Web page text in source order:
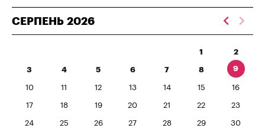
СЕРПЕНЬ 2026
1 2
3 4 5 6 7 8 9
10 11 12 13 14 15 16
17 18 19 20 21 22 23
24 25 26 27 28 29 30